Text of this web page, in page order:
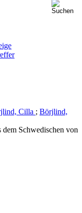
Cilla ; Börjlind,
Schwedischen von